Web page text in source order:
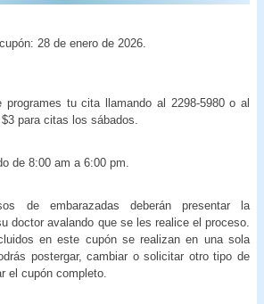
28 de enero de 2026.
programes tu cita llamando al 2298-5980 o al
para citas los sábados.
de 8:00 am a 6:00 pm.
de embarazadas deberán presentar la
doctor avalando que se les realice el proceso.
en este cupón se realizan en una sola
postergar, cambiar o solicitar otro tipo de
el cupón completo.